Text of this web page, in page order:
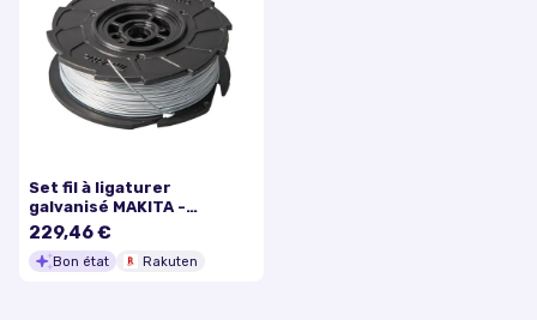
Set fil à ligaturer
galvanisé MAKITA -
191A57-9
229,46 €
Bon état Rakuten